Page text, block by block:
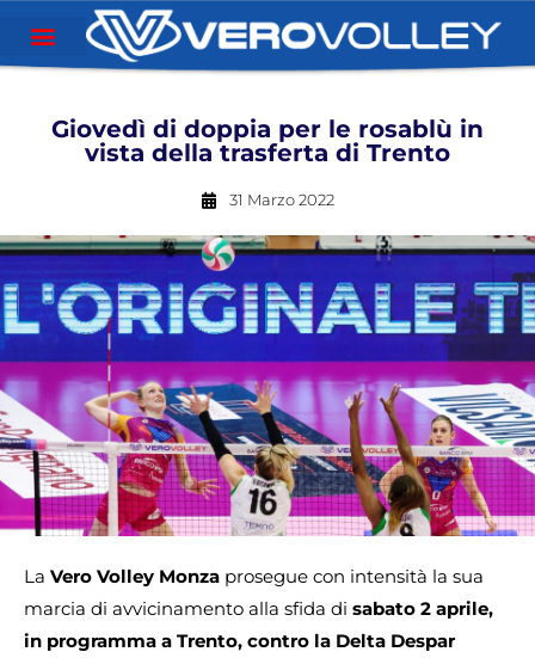
Giovedì di doppia per le rosablù in
vista della trasferta di Trento
31 Marzo 2022
La Vero Volley Monza prosegue con intensità la sua
marcia di avvicinamento alla sfida di sabato 2 aprile,
in programma a Trento, contro la Delta Despar